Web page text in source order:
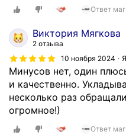
Ответ
Виктория Мягкова
2 отзыва
10 ноября 2024
Минусов нет, один
и качественно.
несколько раз
огромное!)
Ответ